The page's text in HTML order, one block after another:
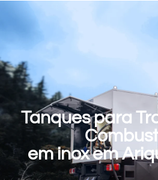
Tanques para
em inox em